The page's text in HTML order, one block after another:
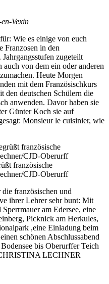
Vexin
Wie es einige von euch
Franzosen in den
zugeteilt
von dem ein oder anderen
Heute Morgen
mit dem Französischkurs
den deutschen Schülern die
anwenden. Davor haben sie
Günter Koch sie auf
Monsieur le cuisinier, wie
französische
CJD-Oberurff
französischen und
ihrer Lehrer sehr bunt: Mit
am Edersee, eine
Picknick am Herkules,
,eine Einladung beim
schönen Abschlussabend
bis Oberurffer Teich
LECHNER